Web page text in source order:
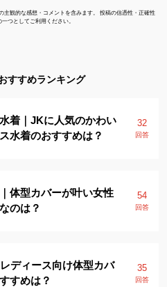
主観的な感想・コメントを含みます。 投稿の信憑性・正確性
つとしてご利用ください。
すすめランキング
着｜JKに人気のかわい
水着のおすすめは？
32
回答
体型カバーが叶い女性
のは？
54
回答
ディース向け体型カバ
すめは？
35
回答